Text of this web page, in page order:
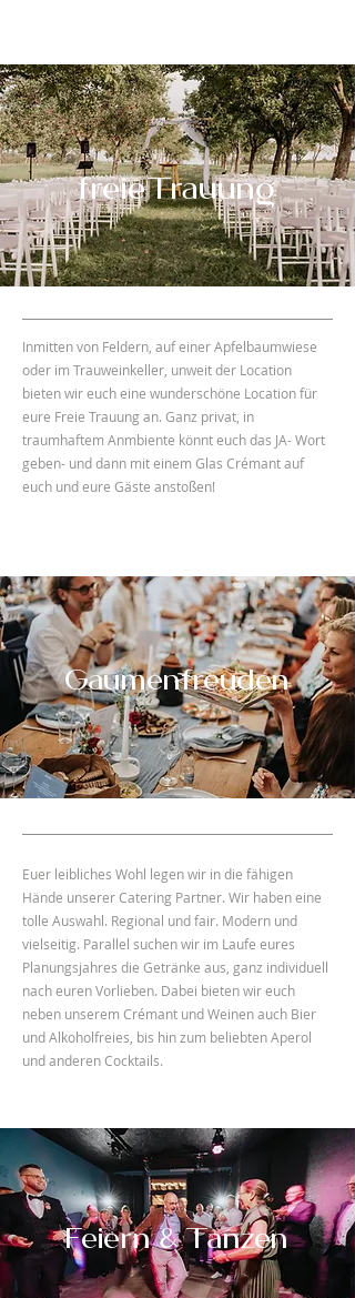
freieTrauung
Inmitten von Feldern, auf einer Apfelbaumwiese
oder im Trauweinkeller, unweit der Location
bieten wir euch eine wunderschöne Location für
eure Freie Trauung an. Ganz privat, in
traumhaftem Anmbiente könnt euch das JA- Wort
geben- und dann mit einem Glas Crémant auf
euch und eure Gäste anstoßen!
Gaumenfreuden
Euer leibliches Wohl legen wir in die fähigen
Hände unserer Catering Partner. Wir haben eine
tolle Auswahl. Regional und fair. Modern und
vielseitig. Parallel suchen wir im Laufe eures
Planungsjahres die Getränke aus, ganz individuell
nach euren Vorlieben. Dabei bieten wir euch
neben unserem Crémant und Weinen auch Bier
und Alkoholfreies, bis hin zum beliebten Aperol
und anderen Cocktails.
Feiern & Tanzen